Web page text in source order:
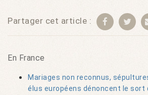
Partager cet article :
En France
Mariages non reconnus,
élus européens dénoncent le sort